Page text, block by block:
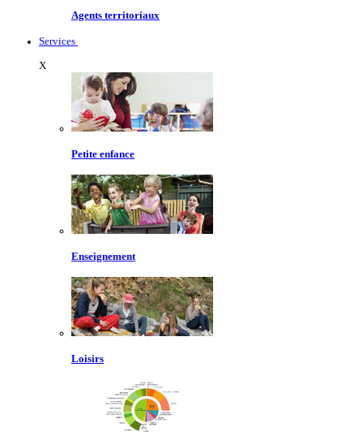
Agents territoriaux
Services
X
Petite enfance
Enseignement
Loisirs